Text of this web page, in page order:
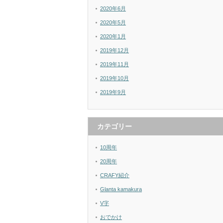
2020年6月
2020年5月
2020年1月
2019年12月
2019年11月
2019年10月
2019年9月
カテゴリー
10周年
20周年
CRAFY紹介
Glanta kamakura
V字
おでかけ